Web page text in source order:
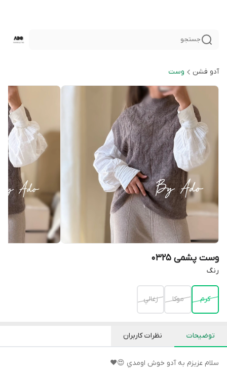
جستجو
آدو فشن وست
وست پشمی 0325
رنگ
كرم موكا زغالي
توضیحات نظرات کاربران
سلام عزيزم به آدو خوش اومدي 😍♥️